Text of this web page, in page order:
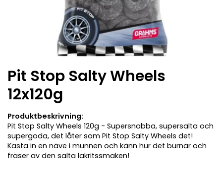
Pit Stop Salty Wheels
12x120g
Produktbeskrivning:
Pit Stop Salty Wheels 120g - Supersnabba, supersalta och
supergoda, det låter som Pit Stop Salty Wheels det!
Kasta in en näve i munnen och känn hur det burnar och
fräser av den salta lakritssmaken!